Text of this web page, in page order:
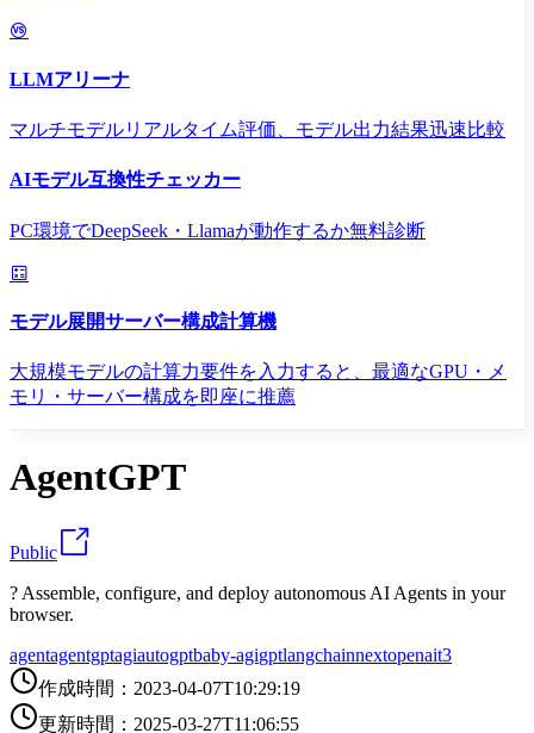
LLMアリーナ
マルチモデルリアルタイム評価、モデル出力結果迅速比較
AIモデル互換性チェッカー
PC環境でDeepSeek・Llamaが動作するか無料診断
モデル展開サーバー構成計算機
大規模モデルの計算力要件を入力すると、最適なGPU・メ
モリ・サーバー構成を即座に推薦
AgentGPT
Public
? Assemble, configure, and deploy autonomous AI Agents in your
browser.
agentagentgptagiautogptbaby-agigptlangchainnextopenait3
作成時間 ： 2023-04-07T10:29:19
更新時間 ： 2025-03-27T11:06:55